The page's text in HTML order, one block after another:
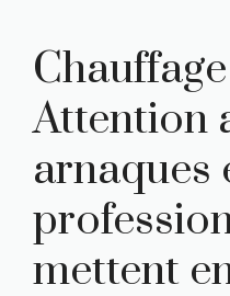
Attention
arnaques
mettent